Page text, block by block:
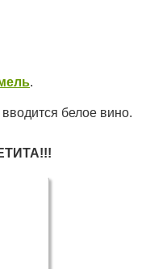
.
белое вино.